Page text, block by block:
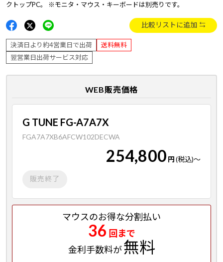
クトップPC。 ※モニタ・マウス・キーボードは別売りです。
比較リストに追加
決済日より約4営業日で出荷
送料無料
翌営業日出荷サービス対応
WEB販売価格
G TUNE FG-A7A7X
FGA7A7XB6AFCW102DECWA
254,800 円(税込)～
販売終了
マウスのお得な分割払い
36 回まで
金利手数料が無料